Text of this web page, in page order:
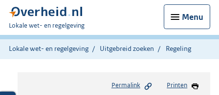
Menu
U
bent
hier:
Lokale wet- en regelgeving
Lokale wet- en regelgeving Uitgebreid zoeken Regeling
Permalink Printen